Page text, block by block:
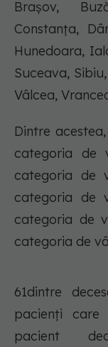
Brașov,
Constanța,
Hunedoara,
Suceava,
Vâlcea,
Dintre
categoria de
categoria de
categoria de
categoria de
categoria de
61dintre
pacienți
pacient